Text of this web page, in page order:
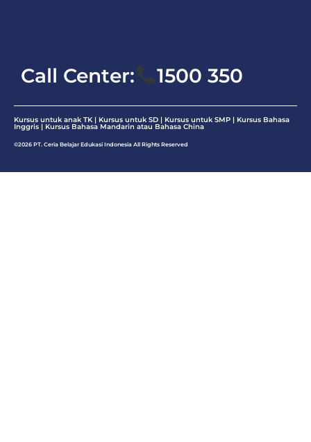
Call Center: 1500 350
Kursus untuk anak TK | Kursus untuk SD | Kursus untuk SMP | Kursus Bahasa
Inggris | Kursus Bahasa Mandarin atau Bahasa China
©2026 PT. Ceria Belajar Edukasi Indonesia All Rights Reserved